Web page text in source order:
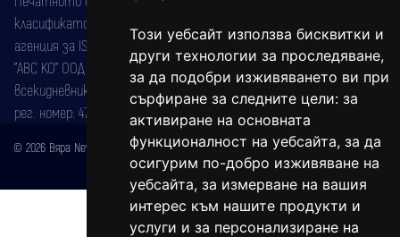
Този уебсайт използва бисквитки и
други технологии за проследяване,
за да подобри изживяването ви при
сърфиране за следните цели: за
активиране на основната
функционалност на уебсайта, за да
осигурим по-добро изживяване на
уебсайта, за измерване на вашия
интерес към нашите продукти и
услуги и за персонализиране на
класификатор на печатните издания (Българска национална
агенция за ISSN) под номер: ISSN 1312-4722.
"АВС КО" ООД е притежател на марката: Вяра информационен
всекидневник на югозападна България, със свидетелство за марка
рег. номер: 47857/11.05.2004 година.
© 2026 Вяра News Всички права запазени!
Created byDREAMmedia Creative Studio